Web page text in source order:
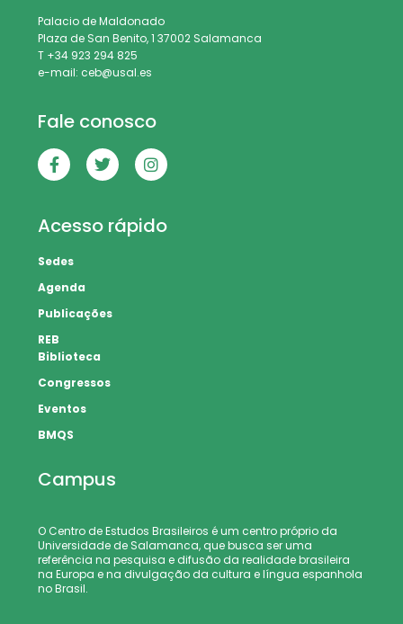
Palacio de Maldonado
Plaza de San Benito, 1 37002 Salamanca
T +34 923 294 825
e-mail: ceb@usal.es
Fale conosco
Acesso rápido
Sedes
Agenda
Publicações
REB
Biblioteca
Congressos
Eventos
BMQS
Campus
O Centro de Estudos Brasileiros é um centro próprio da
Universidade de Salamanca, que busca ser uma
referência na pesquisa e difusão da realidade brasileira
na Europa e na divulgação da cultura e língua espanhola
no Brasil.